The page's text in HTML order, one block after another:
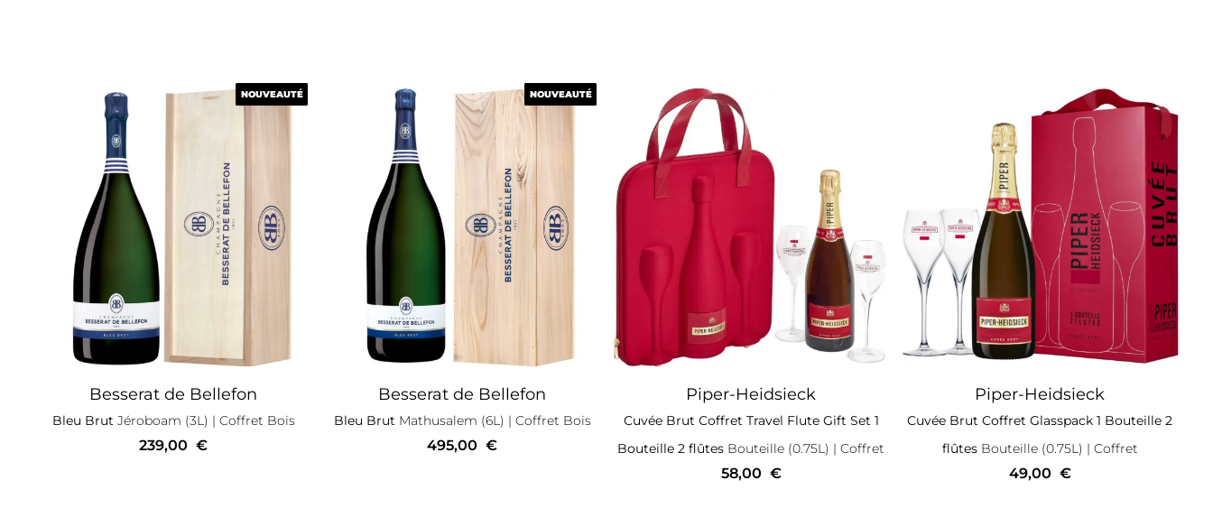
NOUVEAUTÉ
Besserat de Bellefon
Bleu Brut Jéroboam (3L) | Coffret Bois
NOUVEAUTÉ
239,00 €
NOUVEAUTÉ
Besserat de Bellefon
Bleu Brut Mathusalem (6L) | Coffret Bois
NOUVEAUTÉ
495,00 €
Piper-Heidsieck
Cuvée Brut Coffret Travel Flute Gift Set 1
Bouteille 2 flûtes Bouteille (0.75L) | Coffret
58,00 €
Piper-Heidsieck
Cuvée Brut Coffret Glasspack 1 Bouteille 2
flûtesBouteille (0.75L) | Coffret
49,00 €